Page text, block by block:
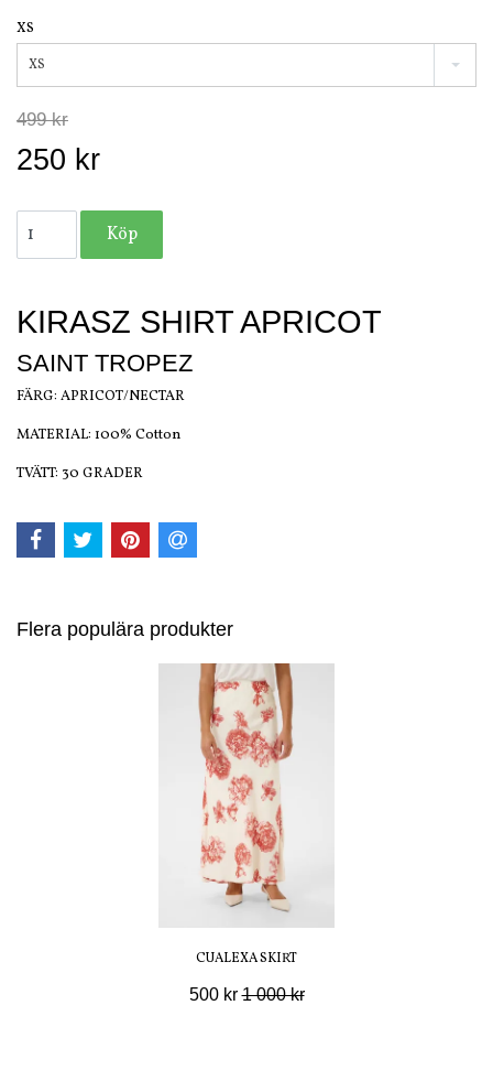
XS
XS
499 kr
250 kr
KIRASZ SHIRT APRICOT
SAINT TROPEZ
FÄRG: APRICOT/NECTAR
MATERIAL: 100% Cotton
TVÄTT: 30 GRADER
Flera populära produkter
CUALEXA SKIRT
500 kr1 000 kr